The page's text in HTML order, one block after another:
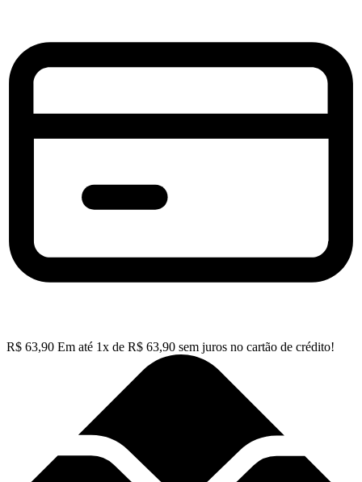
R$ 63,90 Em até 1x de R$ 63,90 sem juros no cartão de crédito!